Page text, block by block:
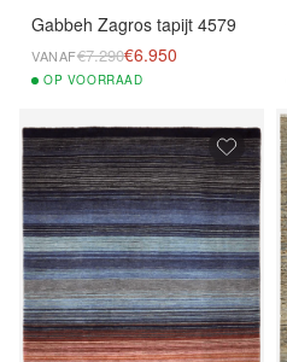
Gabbeh Zagros tapijt 4579
VANAF€7.290€6.950
OP VOORRAAD